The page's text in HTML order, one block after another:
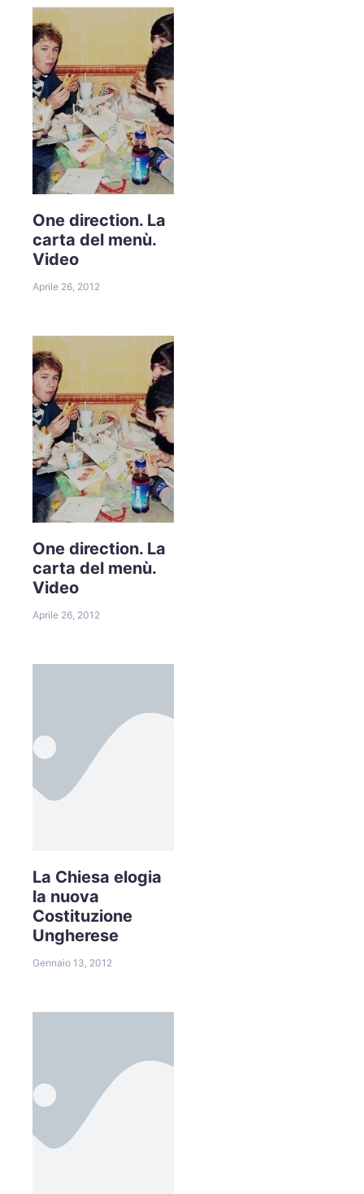
One direction. La
carta del menù.
Video
Aprile 26, 2012
One direction. La
carta del menù.
Video
Aprile 26, 2012
La Chiesa elogia
la nuova
Costituzione
Ungherese
Gennaio 13, 2012